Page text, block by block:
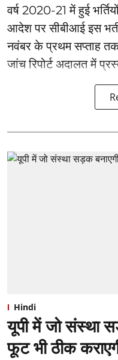
वर्ष 2020-21 में हुई
आदेश पर सीबीआई इस
नवंबर के प्रथम सप्ताह
जांच रिपोर्ट अदालत में
Hindi
यूपी में जो संस्था
फूट भी ठीक